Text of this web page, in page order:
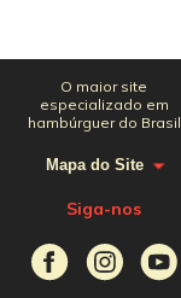
O maior site
especializado em
hambúrguer do Brasil
Mapa do Site
Siga-nos